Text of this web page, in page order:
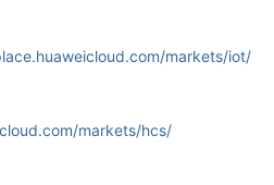
markets/iot/
markets/hcs/